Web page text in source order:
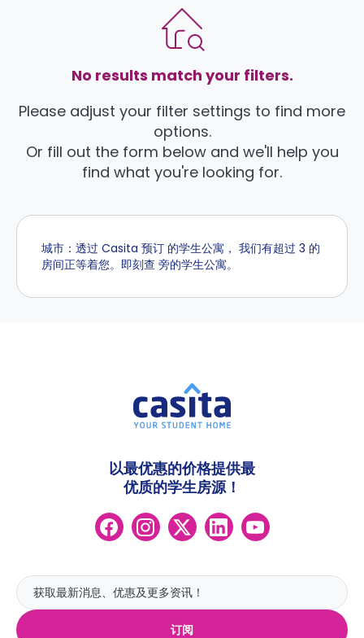
No results match your filters.
Please adjust your filter settings to find more
options.
Or fill out the form below and we'll help you
find what you're looking for.
城市：透过 Casita 预订 的学生公寓， 我们有超过 3 的
房间正等着您。即刻查 旁的学生公寓。
订阅
以最优惠的价格提供最
优质的学生房源！